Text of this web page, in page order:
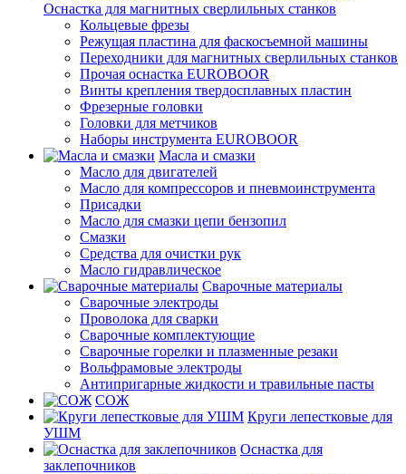
Оснастка для магнитных сверлильных станков
Кольцевые фрезы
Режущая пластина для фаскосъемной машины
Переходники для магнитных сверлильных станков
Прочая оснастка EUROBOOR
Винты крепления твердосплавных пластин
Фрезерные головки
Головки для метчиков
Наборы инструмента EUROBOOR
Масла и смазки
Масло для двигателей
Масло для компрессоров и пневмоинструмента
Присадки
Масло для смазки цепи бензопил
Смазки
Средства для очистки рук
Масло гидравлическое
Сварочные материалы
Сварочные электроды
Проволока для сварки
Сварочные комплектующие
Сварочные горелки и плазменные резаки
Вольфрамовые электроды
Антипригарные жидкости и травильные пасты
СОЖ
Круги лепестковые для
УШМ
Оснастка для
заклепочников